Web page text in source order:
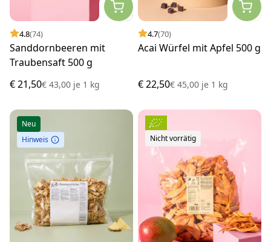
4.8(74)
Sanddornbeeren mit
Traubensaft 500 g
€ 21,50€ 43,00 je 1 kg
4.7(70)
Acai Würfel mit Apfel 500 g
€ 22,50€ 45,00 je 1 kg
Neu
Hinweis
Nicht vorrätig